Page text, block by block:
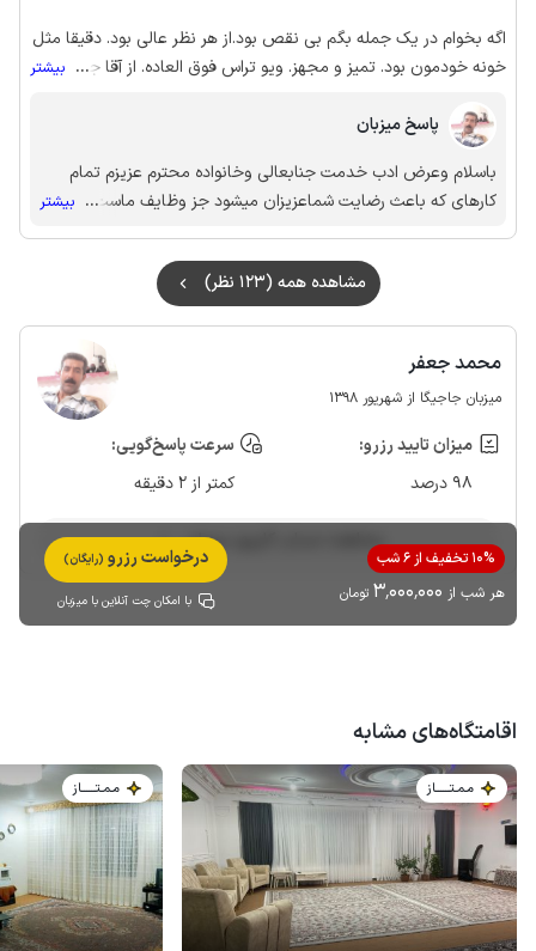
اگه بخوام در یک جمله بگم بی نقص بود.از هر نظر عالی بود. دقیقا مثل
خونه خودمون بود. تمیز و مجهز. ویو تراس فوق العاده. از آقا جعفر ام
ازش تشکر میکنم. حتما بازم مهمونشون خواهیم بود.
... بیشتر
پاسخ میزبان
باسلام وعرض ادب خدمت جنابعالی وخانواده محترم عزیزم تمام
کارهای که باعث رضایت شماعزیزان میشود جز وظایف ماست
بسیارسپاسگذاریم اززحمات جنابعالی برای توضیح ورای مثبت که وارد
کردین به امیددیدارمجدد
... بیشتر
مشاهده همه (123 نظر)
محمد جعفر
میزبان جاجیگا از شهریور 1398
میزان تایید رزرو:
98 درصد
سرعت پاسخ‌گویی:
کمتر از 2 دقیقه
مشاهده حساب کاربری میزبان
10% تخفیف از 6 شب
هر شب از 3٬000٬000 تومان
درخواست رزرو (رایگان)
با امکان چت آنلاین با میزبان
اقامتگاه‌های مشابه
مـمـتــــــاز مـمـتــــــاز